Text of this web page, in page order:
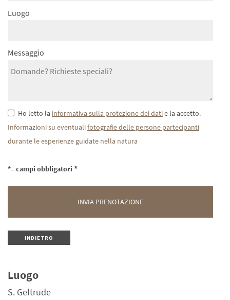
Luogo
Messaggio
Ho letto la informativa sulla protezione dei datie la accetto.
Informazioni su eventualifotografie delle persone partecipanti
durante le esperienze guidate nella natura
*= campi obbligatori
INDIETRO
Luogo
S. Geltrude